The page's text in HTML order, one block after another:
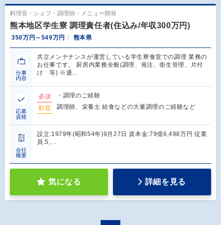
料理長・シェフ・調理師・メニュー開発
熊本地区学生寮 調理責任者(住込み/年収300万円)
350万円～549万円 熊本県
仕事
内容
共立メンテナンスが運営している学生寮食堂での調理 業務の
お仕事です。 厨房内業務全般(調理、発注、衛生管理、片付
け 等) ※通…
応募
資格
必須
・調理のご経験
歓迎
調理師、栄養士 給食などの大量調理のご経験など
会社
概要
設立:1979年(昭和54年)9月27日 資本金:79億6,498万円 従業
員:5,…
気になる 詳細を見る